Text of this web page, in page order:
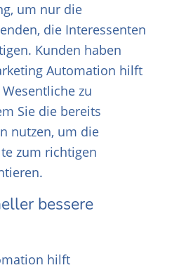
um nur die
die Interessenten
Kunden haben
Automation hilft
zu
Sie die bereits
nutzen, um die
zum richtigen
bessere
hilft